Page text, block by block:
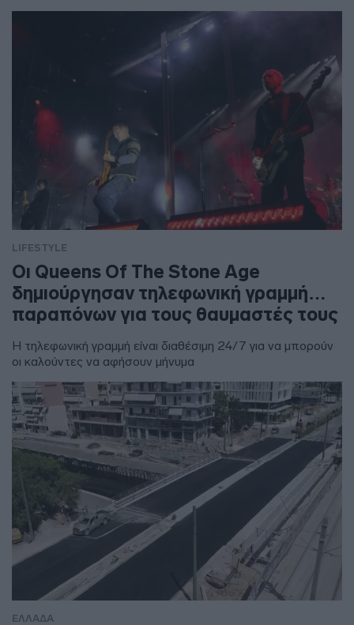
LIFESTYLE
Οι Queens Of The Stone Age
δημιούργησαν τηλεφωνική γραμμή…
παραπόνων για τους θαυμαστές τους
Η τηλεφωνική γραμμή είναι διαθέσιμη 24/7 για να μπορούν
οι καλούντες να αφήσουν μήνυμα
ΕΛΛΑΔΑ